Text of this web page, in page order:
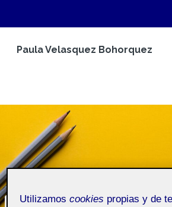
Paula Velasquez Bohorquez
Utilizamoscookies propias y de